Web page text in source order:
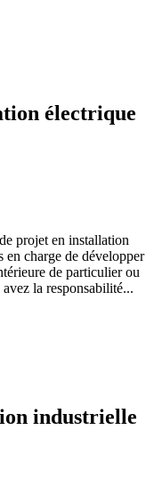
électrique
projet en installation
en charge de développer
de particulier ou
la responsabilité...
industrielle